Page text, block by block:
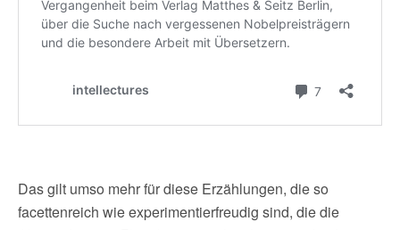
Das gilt umso mehr für diese Erzählungen, die so
facettenreich wie experimentierfreudig sind, die die